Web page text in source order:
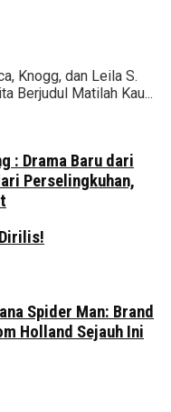
Knogg, dan Leila S.
Berjudul Matilah Kau...
: Drama Baru dari
Perselingkuhan,
Spider Man: Brand
Holland Sejauh Ini